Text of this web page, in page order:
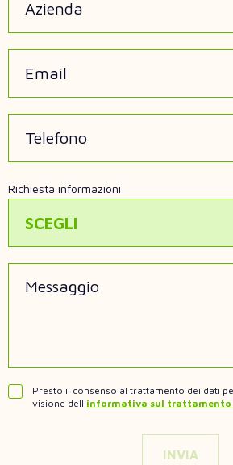
Richiesta informazioni
SCEGLI
Presto il consenso al trattamento dei dati
visione dell'informativa sul trattamento